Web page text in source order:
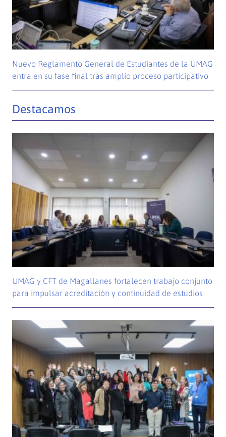
Nuevo Reglamento General de Estudiantes de la UMAG
entra en su fase final tras amplio proceso participativo
Destacamos
UMAG y CFT de Magallanes fortalecen trabajo conjunto
para impulsar acreditación y continuidad de estudios